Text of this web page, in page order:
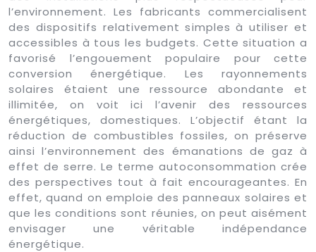
l’environnement. Les fabricants commercialisent
des dispositifs relativement simples à utiliser et
accessibles à tous les budgets. Cette situation a
favorisé l’engouement populaire pour cette
conversion énergétique. Les rayonnements
solaires étaient une ressource abondante et
illimitée, on voit ici l’avenir des ressources
énergétiques, domestiques. L’objectif étant la
réduction de combustibles fossiles, on préserve
ainsi l’environnement des émanations de gaz à
effet de serre. Le terme autoconsommation crée
des perspectives tout à fait encourageantes. En
effet, quand on emploie des panneaux solaires et
que les conditions sont réunies, on peut aisément
envisager une véritable indépendance
énergétique.